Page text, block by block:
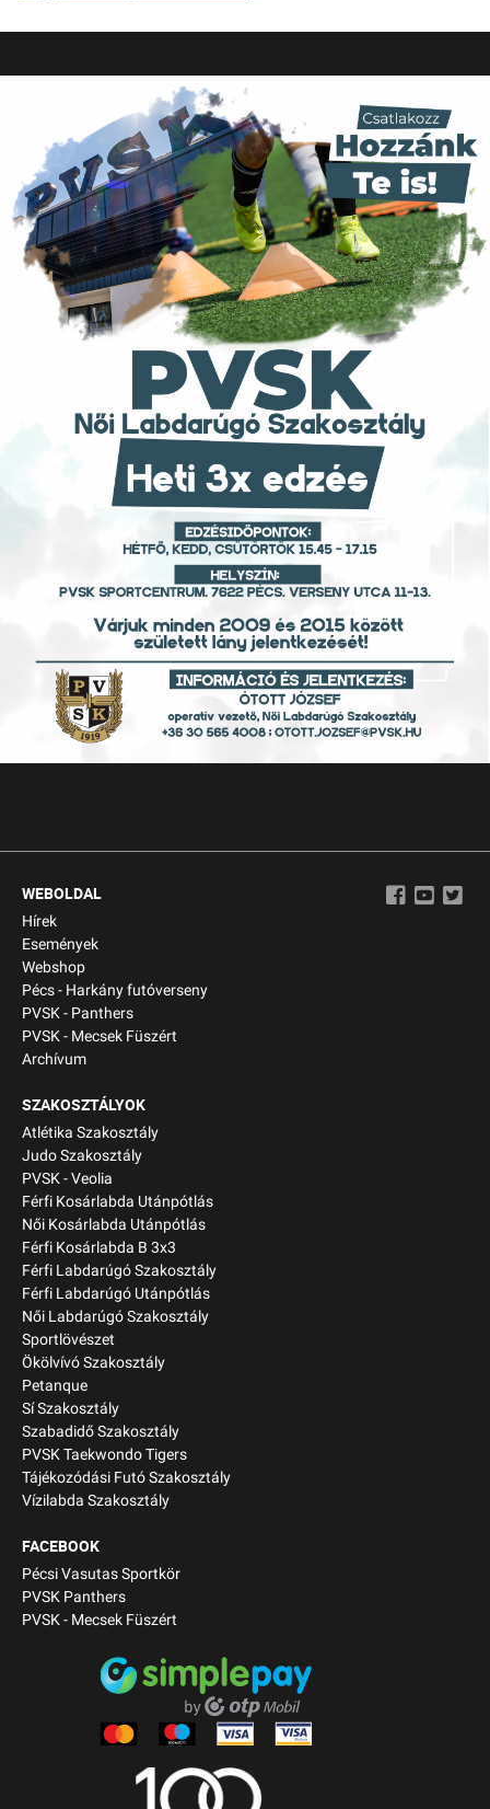
WEBOLDAL
Hírek
Események
Webshop
Pécs - Harkány futóverseny
PVSK - Panthers
PVSK - Mecsek Füszért
Archívum
SZAKOSZTÁLYOK
Atlétika Szakosztály
Judo Szakosztály
PVSK - Veolia
Férfi Kosárlabda Utánpótlás
Női Kosárlabda Utánpótlás
Férfi Kosárlabda B 3x3
Férfi Labdarúgó Szakosztály
Férfi Labdarúgó Utánpótlás
Női Labdarúgó Szakosztály
Sportlövészet
Ökölvívó Szakosztály
Petanque
Sí Szakosztály
Szabadidő Szakosztály
PVSK Taekwondo Tigers
Tájékozódási Futó Szakosztály
Vízilabda Szakosztály
FACEBOOK
Pécsi Vasutas Sportkör
PVSK Panthers
PVSK - Mecsek Füszért